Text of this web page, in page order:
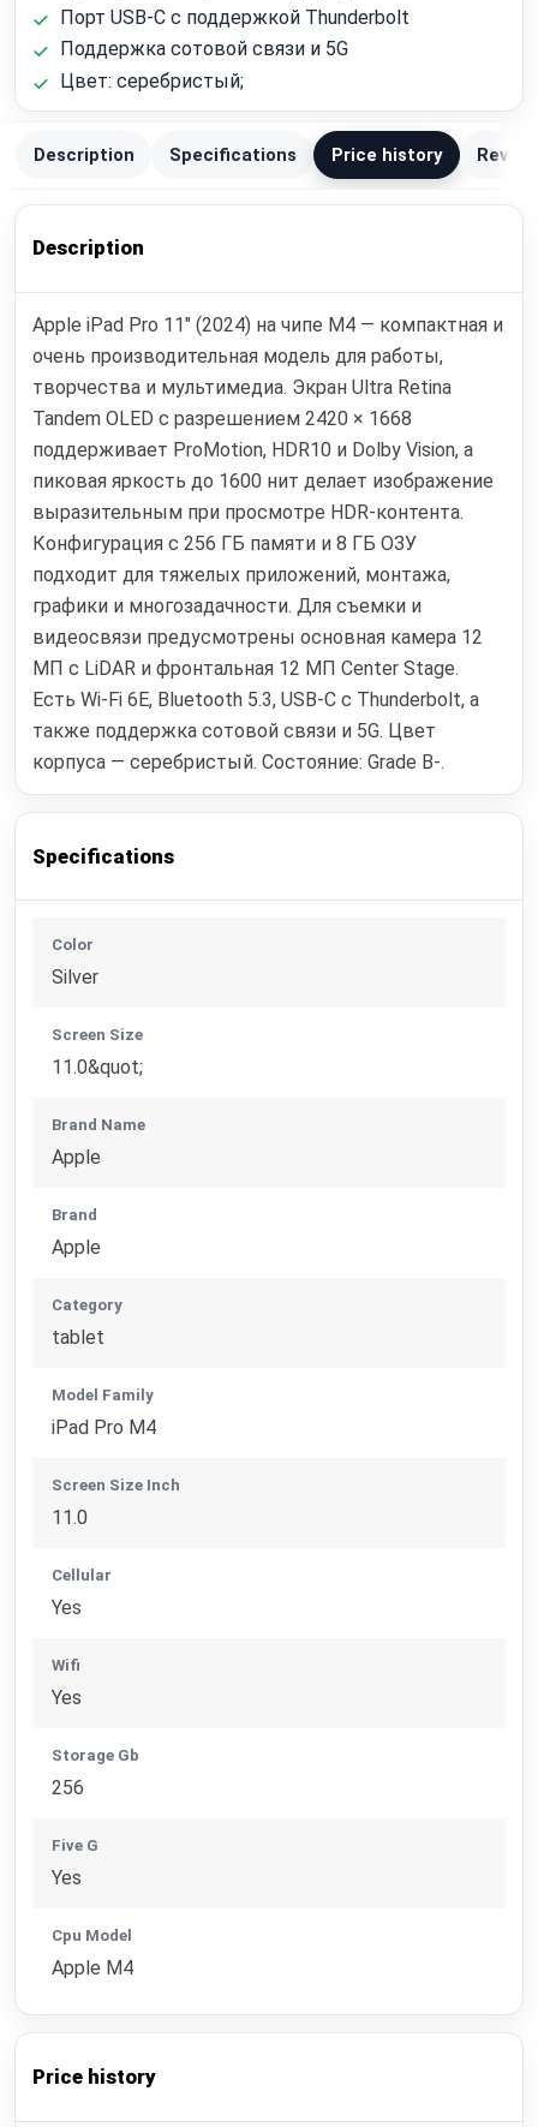
Порт USB‑C с поддержкой Thunderbolt
Поддержка сотовой связи и 5G
Цвет: серебристый;
Description Specifications Price history
Description
Apple iPad Pro 11" (2024) на чипе M4 — компактная и
очень производительная модель для работы,
творчества и мультимедиа. Экран Ultra Retina
Tandem OLED с разрешением 2420 × 1668
поддерживает ProMotion, HDR10 и Dolby Vision, а
пиковая яркость до 1600 нит делает изображение
выразительным при просмотре HDR-контента.
Конфигурация с 256 ГБ памяти и 8 ГБ ОЗУ
подходит для тяжелых приложений, монтажа,
графики и многозадачности. Для съемки и
видеосвязи предусмотрены основная камера 12
МП с LiDAR и фронтальная 12 МП Center Stage.
Есть Wi‑Fi 6E, Bluetooth 5.3, USB‑C с Thunderbolt, а
также поддержка сотовой связи и 5G. Цвет
корпуса — серебристый. Состояние: Grade B-.
Specifications
Color
Silver
Screen Size
11.0&quot;
Brand Name
Apple
Brand
Apple
Category
tablet
Model Family
iPad Pro M4
Screen Size Inch
11.0
Cellular
Yes
Wifi
Yes
Storage Gb
256
Five G
Yes
Cpu Model
Apple M4
Price history